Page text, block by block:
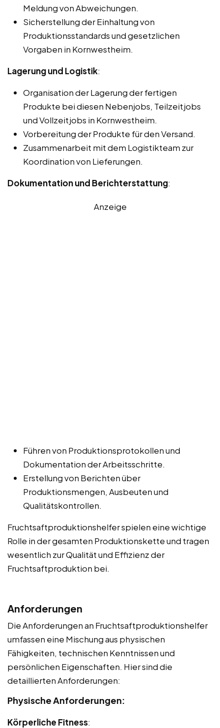
Meldung von Abweichungen.
Sicherstellung der Einhaltung von
Produktionsstandards und gesetzlichen
Vorgaben in Kornwestheim.
Lagerung und Logistik:
Organisation der Lagerung der fertigen
Produkte bei diesen Nebenjobs, Teilzeitjobs
und Vollzeitjobs in Kornwestheim.
Vorbereitung der Produkte für den Versand.
Zusammenarbeit mit dem Logistikteam zur
Koordination von Lieferungen.
Dokumentation und Berichterstattung:
Anzeige
Führen von Produktionsprotokollen und
Dokumentation der Arbeitsschritte.
Erstellung von Berichten über
Produktionsmengen, Ausbeuten und
Qualitätskontrollen.
Fruchtsaftproduktionshelfer spielen eine wichtige
Rolle in der gesamten Produktionskette und tragen
wesentlich zur Qualität und Effizienz der
Fruchtsaftproduktion bei.
Anforderungen
Die Anforderungen an Fruchtsaftproduktionshelfer
umfassen eine Mischung aus physischen
Fähigkeiten, technischen Kenntnissen und
persönlichen Eigenschaften. Hier sind die
detaillierten Anforderungen:
Physische Anforderungen:
Körperliche Fitness: